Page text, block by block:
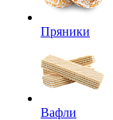
Пряники
Вафли